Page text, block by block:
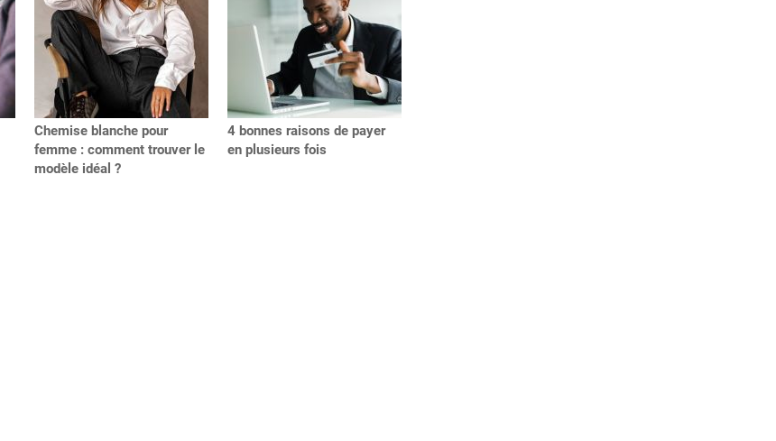
Chemise blanche pour
femme : comment trouver le
modèle idéal ?
4 bonnes raisons de payer
en plusieurs fois